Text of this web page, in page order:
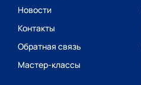
Новости
Контакты
Обратная связь
Мастер-классы